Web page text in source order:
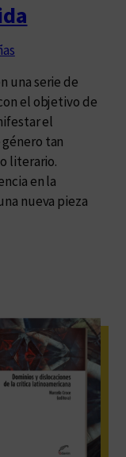
una serie de
el objetivo de
el
tan
literario.
en la
nueva pieza